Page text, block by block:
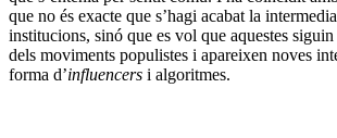
que no és exacte que s’hagi acabat la
institucions, sinó que es vol que aquestes
dels moviments populistes i apareixen noves
forma d’influencers i algoritmes.